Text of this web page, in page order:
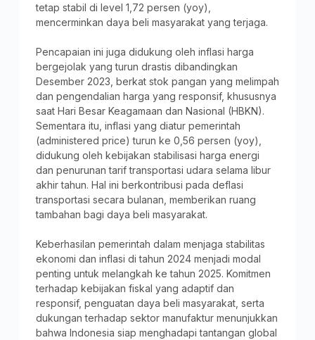
tetap stabil di level 1,72 persen (yoy),
mencerminkan daya beli masyarakat yang terjaga.
Pencapaian ini juga didukung oleh inflasi harga
bergejolak yang turun drastis dibandingkan
Desember 2023, berkat stok pangan yang melimpah
dan pengendalian harga yang responsif, khususnya
saat Hari Besar Keagamaan dan Nasional (HBKN).
Sementara itu, inflasi yang diatur pemerintah
(administered price) turun ke 0,56 persen (yoy),
didukung oleh kebijakan stabilisasi harga energi
dan penurunan tarif transportasi udara selama libur
akhir tahun. Hal ini berkontribusi pada deflasi
transportasi secara bulanan, memberikan ruang
tambahan bagi daya beli masyarakat.
Keberhasilan pemerintah dalam menjaga stabilitas
ekonomi dan inflasi di tahun 2024 menjadi modal
penting untuk melangkah ke tahun 2025. Komitmen
terhadap kebijakan fiskal yang adaptif dan
responsif, penguatan daya beli masyarakat, serta
dukungan terhadap sektor manufaktur menunjukkan
bahwa Indonesia siap menghadapi tantangan global